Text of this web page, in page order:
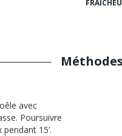
avec
Poursuivre
15’.